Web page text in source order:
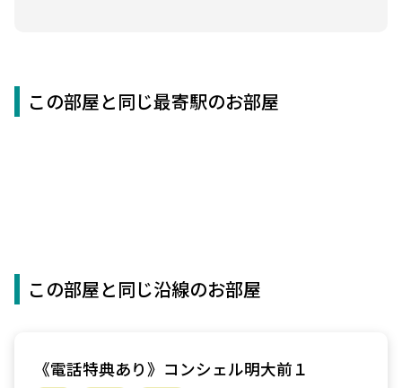
この部屋と同じ最寄駅のお部屋
この部屋と同じ沿線のお部屋
《電話特典あり》コンシェル明大前１